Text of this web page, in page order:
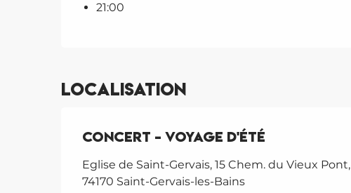
21:00
Localisation
Concert - Voyage d'été
Eglise de Saint-Gervais, 15 Chem. du Vieux Pont,
74170 Saint-Gervais-les-Bains